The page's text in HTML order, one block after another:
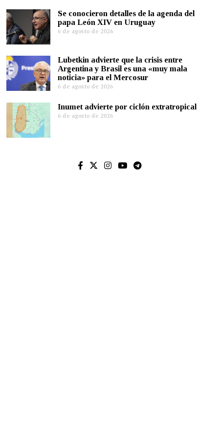
Se conocieron detalles de la agenda del
papa León XIV en Uruguay
6 de agosto de 2026
Lubetkin advierte que la crisis entre
Argentina y Brasil es una «muy mala
noticia» para el Mercosur
6 de agosto de 2026
Inumet advierte por ciclón extratropical
6 de agosto de 2026